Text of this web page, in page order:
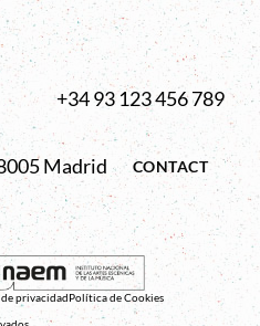
+34 93 123 456 789
Madrid CONTACT
privacidadPolítica de Cookies